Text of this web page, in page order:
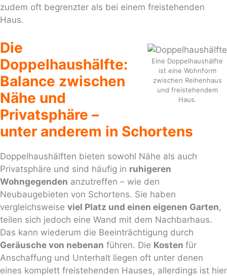
zudem oft begrenzter als bei einem freistehenden
Haus.
Eine Doppelhaushälfte
ist eine Wohnform
zwischen Reihenhaus
und freistehendem
Haus.
Die
Doppelhaushälfte:
Balance zwischen
Nähe und
Privatsphäre –
unter anderem in Schortens
Doppelhaushälften bieten sowohl Nähe als auch
Privatsphäre und sind häufig in ruhigeren
Wohngegenden anzutreffen – wie den
Neubaugebieten von Schortens. Sie haben
vergleichsweise viel Platz und einen eigenen Garten,
teilen sich jedoch eine Wand mit dem Nachbarhaus.
Das kann wiederum die Beeinträchtigung durch
Geräusche von nebenan führen. Die Kosten für
Anschaffung und Unterhalt liegen oft unter denen
eines komplett freistehenden Hauses, allerdings ist hier